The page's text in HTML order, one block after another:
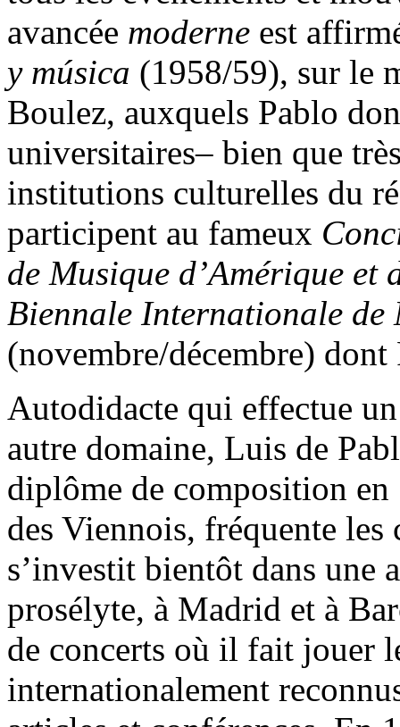
avancée moderne est
y música (1958/59), sur le
Boulez, auxquels Pablo
universitaires– bien que
institutions culturelles du
participent au fameux
de Musique d’Amérique et
Biennale Internationale de
(novembre/décembre)
Autodidacte qui effectue
autre domaine, Luis de
diplôme de composition
des Viennois, fréquente les
s’investit bientôt dans une
prosélyte, à Madrid et à
de concerts où il fait jouer
internationalement